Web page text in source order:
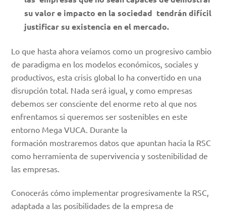
su valor e impacto en la sociedad tendrán difícil
justificar su existencia en el mercado.
Lo que hasta ahora veíamos como un progresivo cambio
de paradigma en los modelos económicos, sociales y
productivos, esta crisis global lo ha convertido en una
disrupción total. Nada será igual, y como empresas
debemos ser consciente del enorme reto al que nos
enfrentamos si queremos ser sostenibles en este
entorno Mega VUCA. Durante la
formación mostraremos datos que apuntan hacia la RSC
como herramienta de supervivencia y sostenibilidad de
las empresas.
Conocerás cómo implementar progresivamente la RSC,
adaptada a las posibilidades de la empresa de